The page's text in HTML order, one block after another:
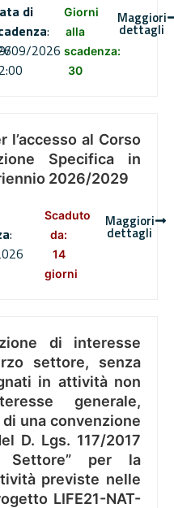
di
:
09/2026
Giorni
alla
scadenza:
30
Maggiori
dettagli
l’accesso al Corso
Specifica in
2026/2029
:
Scaduto
da:
14
giorni
Maggiori
dettagli
di interesse
settore, senza
in attività non
generale,
una convenzione
D. Lgs. 117/2017
Settore” per la
previste nelle
LIFE21-NAT-